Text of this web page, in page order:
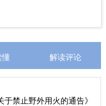
懂 解读评论
禁止野外用火的通告》